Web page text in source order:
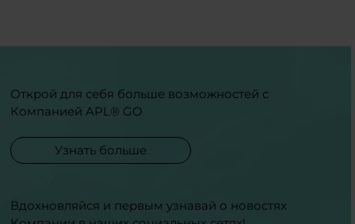
Открой для себя больше возможностей с
Компанией APL® GO
Узнать больше
Вдохновляйся и первым узнавай о новостях